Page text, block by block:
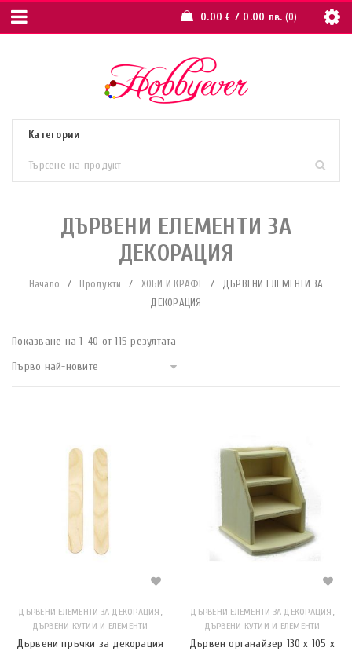
0.00€ / 0.00 лв. 0
ДЪРВЕНИ ЕЛЕМЕНТИ ЗА
ДЕКОРАЦИЯ
Начало / Продукти / ХОБИ И КРАФТ /
ДЪРВЕНИ ЕЛЕМЕНТИ ЗА
ДЕКОРАЦИЯ
Показване на 1–40 от 115 резултата
Първо най-новите
ДЪРВЕНИ ЕЛЕМЕНТИ ЗА ДЕКОРАЦИЯ ,
ДЪРВЕНИ КУТИИ И ЕЛЕМЕНТИ
Дървени пръчки за декорация
ДЪРВЕНИ ЕЛЕМЕНТИ ЗА ДЕКОРАЦИЯ ,
ДЪРВЕНИ КУТИИ И ЕЛЕМЕНТИ
Дървен органайзер 130 x 105 x